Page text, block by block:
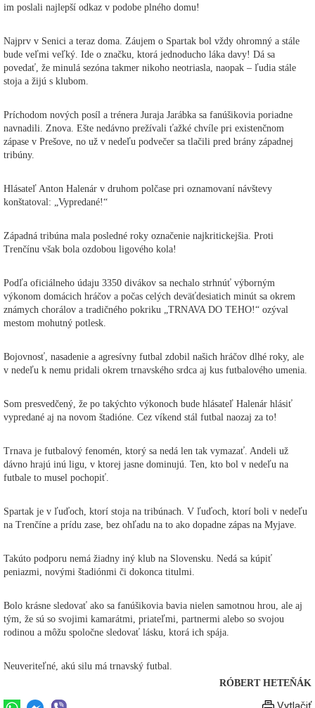
im poslali najlepší odkaz v podobe plného domu!
Najprv v Senici a teraz doma. Záujem o Spartak bol vždy ohromný a stále
bude veľmi veľký. Ide o značku, ktorá jednoducho láka davy! Dá sa
povedať, že minulá sezóna takmer nikoho neotriasla, naopak – ľudia stále
stoja a žijú s klubom.
Príchodom nových posíl a trénera Juraja Jarábka sa fanúšikovia poriadne
navnadili. Znova. Ešte nedávno prežívali ťažké chvíle pri existenčnom
zápase v Prešove, no už v nedeľu podvečer sa tlačili pred brány západnej
tribúny.
Hlásateľ Anton Halenár v druhom polčase pri oznamovaní návštevy
konštatoval: „Vypredané!“
Západná tribúna mala posledné roky označenie najkritickejšia. Proti
Trenčínu však bola ozdobou ligového kola!
Podľa oficiálneho údaju 3350 divákov sa nechalo strhnúť výborným
výkonom domácich hráčov a počas celých deväťdesiatich minút sa okrem
známych chorálov a tradičného pokriku „TRNAVA DO TEHO!“ ozýval
mestom mohutný potlesk.
Bojovnosť, nasadenie a agresívny futbal zdobil našich hráčov dlhé roky, ale
v nedeľu k nemu pridali okrem trnavského srdca aj kus futbalového umenia.
Som presvedčený, že po takýchto výkonoch bude hlásateľ Halenár hlásiť
vypredané aj na novom štadióne. Cez víkend stál futbal naozaj za to!
Trnava je futbalový fenomén, ktorý sa nedá len tak vymazať. Andeli už
dávno hrajú inú ligu, v ktorej jasne dominujú. Ten, kto bol v nedeľu na
futbale to musel pochopiť.
Spartak je v ľuďoch, ktorí stoja na tribúnach. V ľuďoch, ktorí boli v nedeľu
na Trenčíne a prídu zase, bez ohľadu na to ako dopadne zápas na Myjave.
Takúto podporu nemá žiadny iný klub na Slovensku. Nedá sa kúpiť
peniazmi, novými štadiónmi či dokonca titulmi.
Bolo krásne sledovať ako sa fanúšikovia bavia nielen samotnou hrou, ale aj
tým, že sú so svojimi kamarátmi, priateľmi, partnermi alebo so svojou
rodinou a môžu spoločne sledovať lásku, ktorá ich spája.
Neuveriteľné, akú silu má trnavský futbal.
RÓBERT HETEŇÁK